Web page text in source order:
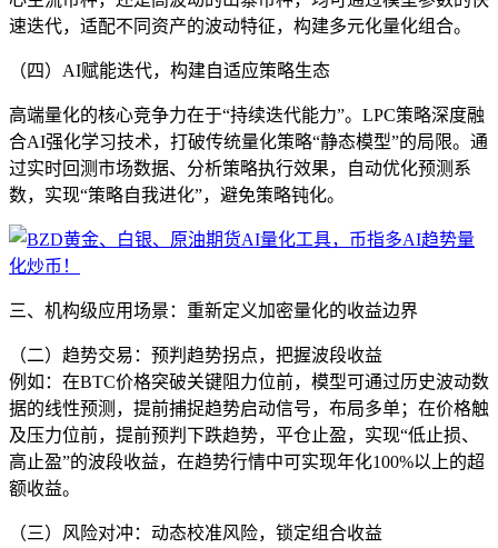
速迭代，适配不同资产的波动特征，构建多元化量化组合。
（四）AI赋能迭代，构建自适应策略生态
高端量化的核心竞争力在于“持续迭代能力”。LPC策略深度融
合AI强化学习技术，打破传统量化策略“静态模型”的局限。通
过实时回测市场数据、分析策略执行效果，自动优化预测系
数，实现“策略自我进化”，避免策略钝化。
三、机构级应用场景：重新定义加密量化的收益边界
（二）趋势交易：预判趋势拐点，把握波段收益
例如：在BTC价格突破关键阻力位前，模型可通过历史波动数
据的线性预测，提前捕捉趋势启动信号，布局多单；在价格触
及压力位前，提前预判下跌趋势，平仓止盈，实现“低止损、
高止盈”的波段收益，在趋势行情中可实现年化100%以上的超
额收益。
（三）风险对冲：动态校准风险，锁定组合收益